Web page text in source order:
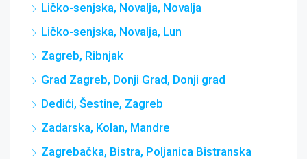
Ličko-senjska, Novalja, Novalja
Ličko-senjska, Novalja, Lun
Zagreb, Ribnjak
Grad Zagreb, Donji Grad, Donji grad
Dedići, Šestine, Zagreb
Zadarska, Kolan, Mandre
Zagrebačka, Bistra, Poljanica Bistranska